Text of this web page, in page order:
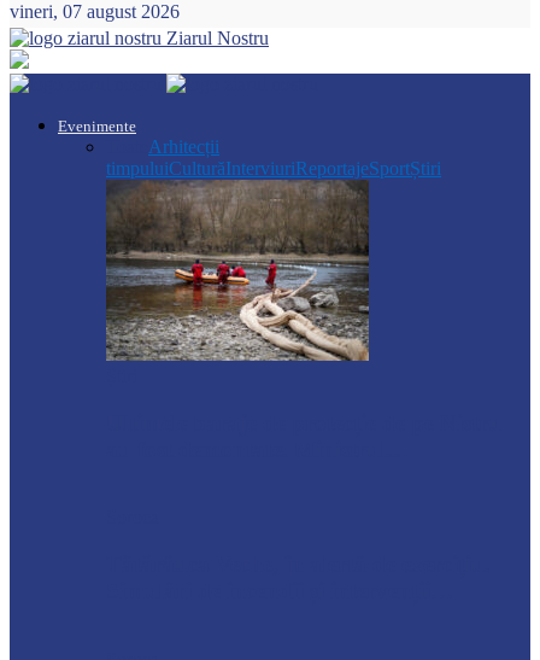
vineri, 07 august 2026
Ziarul Nostru
Evenimente
Arhitecții
timpuluiCulturăInterviuriReportajeSportȘtiri